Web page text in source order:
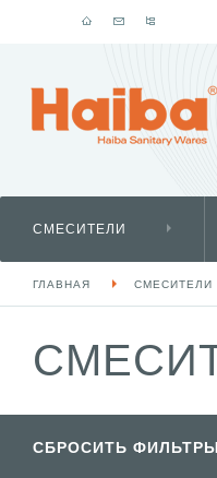
СМЕСИТЕЛИ
ГЛАВНАЯ СМЕСИТЕЛИ
СБРОСИТЬ